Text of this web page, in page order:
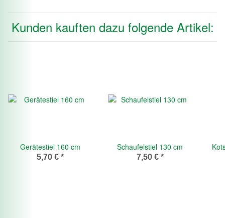
Kunden kauften dazu folgende Artikel:
Gerätestiel 160 cm
5,70 € *
Schaufelstiel 130 cm
7,50 € *